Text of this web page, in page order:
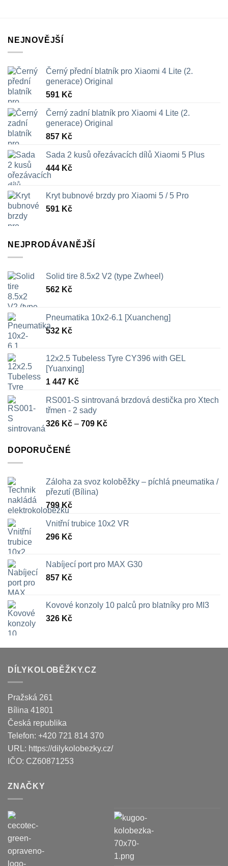
NEJNOVĚJŠÍ
Černý přední blatník pro Xiaomi 4 Lite (2.
generace) Original
591 Kč
Černý zadní blatník pro Xiaomi 4 Lite (2.
generace) Original
857 Kč
Sada 2 kusů ořezávacích dílů Xiaomi 5 Plus
444 Kč
Kryt bubnové brzdy pro Xiaomi 5 / 5 Pro
591 Kč
NEJPRODÁVANĚJŠÍ
Solid tire 8.5x2 V2 (type Zwheel)
562 Kč
Pneumatika 10x2-6.1 [Xuancheng]
532 Kč
12x2.5 Tubeless Tyre CY396 with GEL
[Yuanxing]
1 447 Kč
RS001-S sintrovaná brzdová destička pro Xtech
třmen - 2 sady
326 Kč – 709 KčRozpětí
DOPORUČENÉ
Záloha za svoz koloběžky – píchlá pneumatika /
přezutí (Bílina)
799Kč
Vnitřní trubice 10x2 VR
296 Kč
Nabíjecí port pro MAX G30
857 Kč
Kovové konzoly 10 palců pro blatníky pro MI3
326 Kč
DÍLYKOLOBĚŽKY.CZ
Pražská 261
Bílina 41801
Česká republika
Telefon: +420 721 814 370
URL: https://dilykolobezky.cz/
IČO: CZ60871253
ZNAČKY